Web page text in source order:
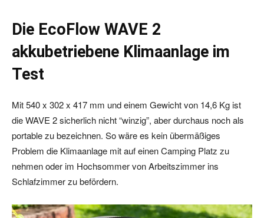
Die EcoFlow WAVE 2
akkubetriebene Klimaanlage im
Test
Mit 540 x 302 x 417 mm und einem Gewicht von 14,6 Kg ist
die WAVE 2 sicherlich nicht “winzig”, aber durchaus noch als
portable zu bezeichnen. So wäre es kein übermäßiges
Problem die Klimaanlage mit auf einen Camping Platz zu
nehmen oder im Hochsommer von Arbeitszimmer ins
Schlafzimmer zu befördern.